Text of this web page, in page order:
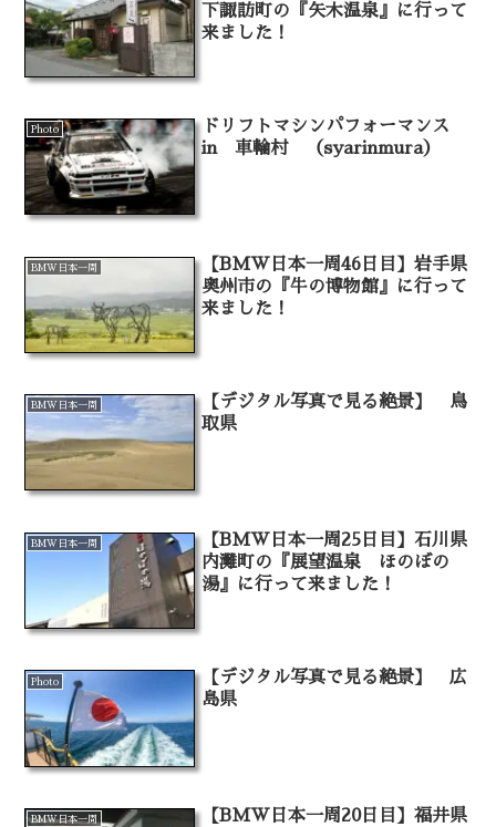
下諏訪町の『矢木温泉』に行って
来ました！
Photo
ドリフトマシンパフォーマンス
in 車輪村 （syarinmura）
BMW日本一周
【BMW日本一周46日目】岩手県
奥州市の『牛の博物館』に行って
来ました！
BMW日本一周
【デジタル写真で見る絶景】 鳥
取県
BMW日本一周
【BMW日本一周25日目】石川県
内灘町の『展望温泉 ほのぼの
湯』に行って来ました！
Photo
【デジタル写真で見る絶景】 広
島県
BMW日本一周
【BMW日本一周20日目】福井県